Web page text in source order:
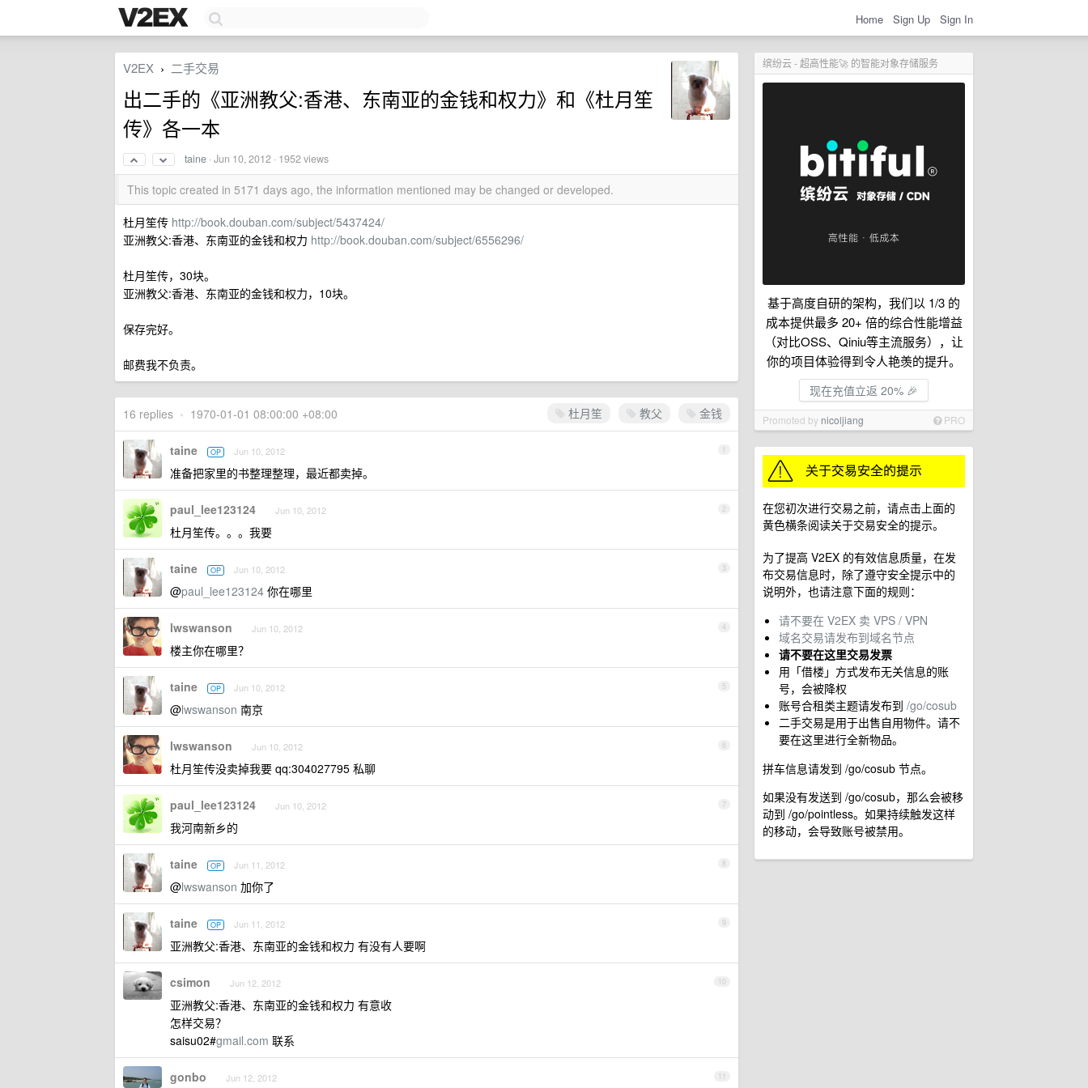
Home Sign Up Sign In
缤纷云 - 超高性能🚀 的智能对象存储服务
基于高度自研的架构，我们以 1/3 的
成本提供最多 20+ 倍的综合性能增益
（对比OSS、Qiniu等主流服务），让
你的项目体验得到令人艳羡的提升。
现在充值立返 20% 🎉
Promoted by nicoljiang PRO
在您初次进行交易之前，请点击上面的
黄色横条阅读关于交易安全的提示。
为了提高 V2EX 的有效信息质量，在发
布交易信息时，除了遵守安全提示中的
说明外，也请注意下面的规则：
请不要在 V2EX 卖 VPS / VPN
域名交易请发布到域名节点
请不要在这里交易发票
用「借楼」方式发布无关信息的账
号，会被降权
账号合租类主题请发布到 /go/cosub
二手交易是用于出售自用物件。请不
要在这里进行全新物品。
拼车信息请发到 /go/cosub 节点。
如果没有发送到 /go/cosub，那么会被移
动到 /go/pointless。如果持续触发这样
的移动，会导致账号被禁用。
V2EX › 二手交易
出二手的《亚洲教父:香港、东南亚的金钱和权力》和《杜月笙
传》各一本
taine ·Jun 10, 2012 · 1952 views
This topic created in 5171 days ago, the information mentioned may be changed or developed.
杜月笙传 http://book.douban.com/subject/5437424/
亚洲教父:香港、东南亚的金钱和权力 http://book.douban.com/subject/6556296/
杜月笙传，30块。
亚洲教父:香港、东南亚的金钱和权力，10块。
保存完好。
邮费我不负责。
杜月笙 教父 金钱
16 replies • 1970-01-01 08:00:00 +08:00
1
taine OP Jun 10, 2012
准备把家里的书整理整理，最近都卖掉。
2
paul_lee123124 Jun 10, 2012
杜月笙传。。。我要
3
taine OP Jun 10, 2012
@paul_lee123124 你在哪里
4
lwswanson Jun 10, 2012
楼主你在哪里？
5
taine OP Jun 10, 2012
@lwswanson 南京
6
lwswanson Jun 10, 2012
杜月笙传没卖掉我要 qq:304027795 私聊
7
paul_lee123124 Jun 10, 2012
我河南新乡的
8
taine OP Jun 11, 2012
@lwswanson 加你了
9
taine OP Jun 11, 2012
亚洲教父:香港、东南亚的金钱和权力 有没有人要啊
10
csimon Jun 12, 2012
亚洲教父:香港、东南亚的金钱和权力 有意收
怎样交易？
saisu02#gmail.com 联系
11
gonbo Jun 12, 2012